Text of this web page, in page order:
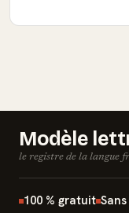
Modèle
le registre de la langue
100 % gratuit